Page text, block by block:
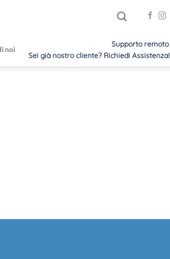
noi
Supporto remoto
Sei già nostro cliente? Richiedi Assistenza!